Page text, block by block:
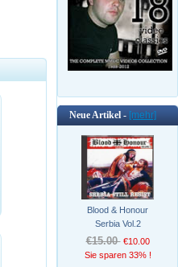
Neue Artikel - [mehr]
Blood & Honour
Serbia Vol.2
€15.00 €10.00
Sie sparen 33% !